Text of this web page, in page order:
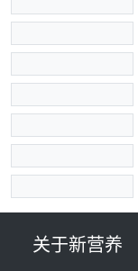
关于新营养